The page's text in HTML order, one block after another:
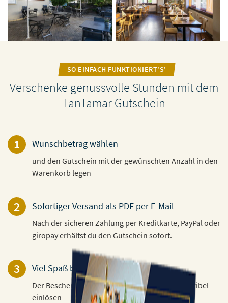
SO EINFACH FUNKTIONIERT'S'
Verschenke genussvolle Stunden mit dem
TanTamar Gutschein
1 Wunschbetrag wählen
und den Gutschein mit der gewünschten Anzahl in den
Warenkorb legen
2 Sofortiger Versand als PDF per E-Mail
Nach der sicheren Zahlung per Kreditkarte, PayPal oder
giropay erhältst du den Gutschein sofort.
3 Viel Spaß beim Verschenken!
Der Beschenkte kann den Gutschein 3 Jahre flexibel
einlösen